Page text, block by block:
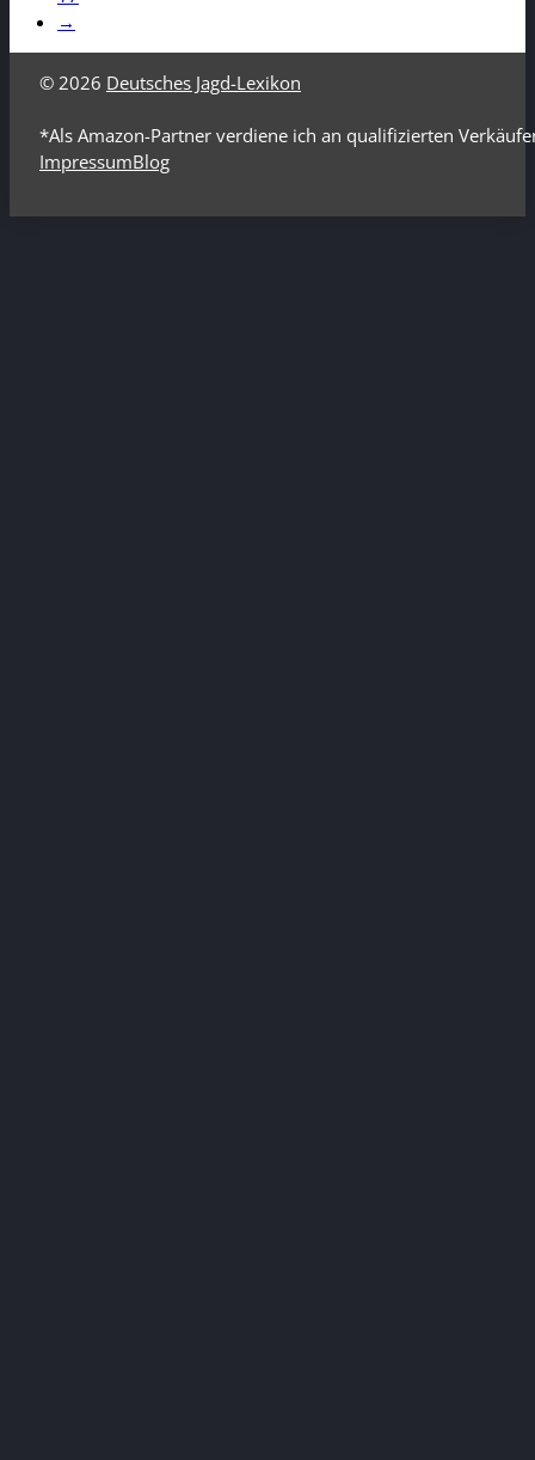
→
© 2026 Deutsches Jagd-Lexikon
*Als Amazon-Partner verdiene ich an qualifizierten
ImpressumBlog